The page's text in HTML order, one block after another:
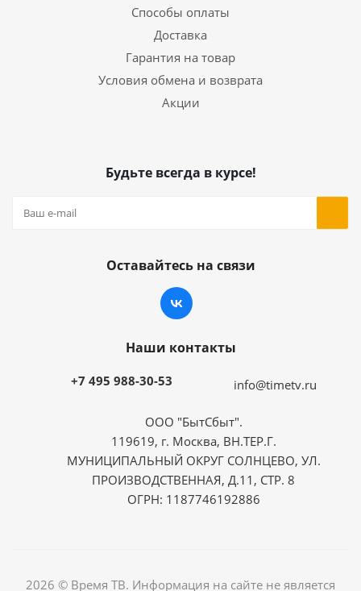
Способы оплаты
Доставка
Гарантия на товар
Условия обмена и возврата
Акции
Будьте всегда в курсе!
Оставайтесь на связи
Наши контакты
+7 495 988-30-53 info@timetv.ru
ООО "БытСбыт".
119619, г. Москва, ВН.ТЕР.Г.
МУНИЦИПАЛЬНЫЙ ОКРУГ СОЛНЦЕВО, УЛ.
ПРОИЗВОДСТВЕННАЯ, Д.11, СТР. 8
ОГРН: 1187746192886
2026 © Время ТВ. Информация на сайте не является